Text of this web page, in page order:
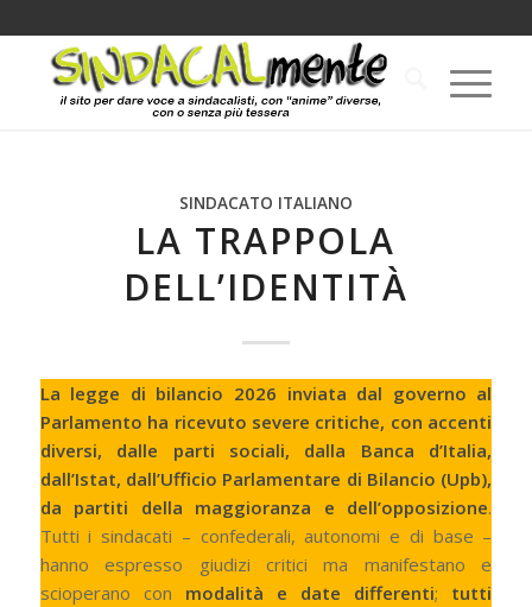
SINDACATO ITALIANO
LA TRAPPOLA
DELL’IDENTITÀ
La legge di bilancio 2026 inviata dal governo al
Parlamento ha ricevuto severe critiche, con accenti
diversi, dalle parti sociali, dalla Banca d’Italia,
dall’Istat, dall’Ufficio Parlamentare di Bilancio (Upb),
da partiti della maggioranza e dell’opposizione.
Tutti i sindacati – confederali, autonomi e di base –
hanno espresso giudizi critici ma manifestano e
scioperano con modalità e date differenti; tutti